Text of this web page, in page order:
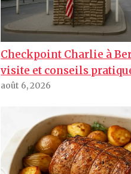
Checkpoint Charlie à
visite et conseils
août 6, 2026